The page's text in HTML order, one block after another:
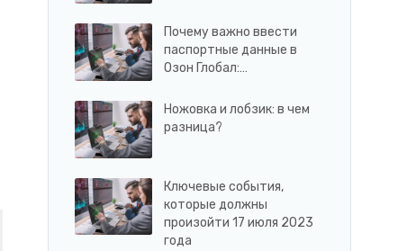
Почему важно ввести
паспортные данные в
Озон Глобал:…
Ножовка и лобзик: в чем
разница?
Ключевые события,
которые должны
произойти 17 июля 2023
года